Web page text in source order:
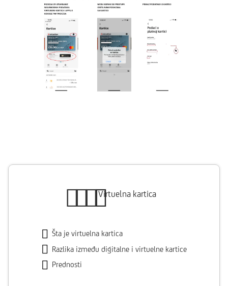
Virtuelna kartica
Šta je virtuelna kartica
Razlika između digitalne i virtuelne kartice
Prednosti